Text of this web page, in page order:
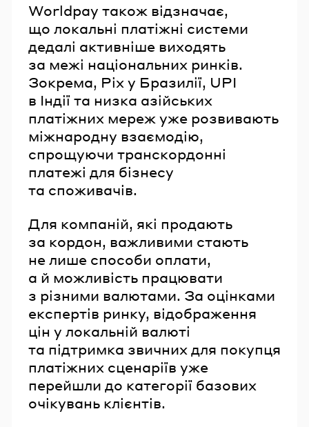
Worldpay також відзначає,
що локальні платіжні системи
дедалі активніше виходять
за межі національних ринків.
Зокрема, Pix у Бразилії, UPI
в Індії та низка азійських
платіжних мереж уже розвивають
міжнародну взаємодію,
спрощуючи транскордонні
платежі для бізнесу
та споживачів.
Для компаній, які продають
за кордон, важливими стають
не лише способи оплати,
а й можливість працювати
з різними валютами. За оцінками
експертів ринку, відображення
цін у локальній валюті
та підтримка звичних для покупця
платіжних сценаріїв уже
перейшли до категорії базових
очікувань клієнтів.